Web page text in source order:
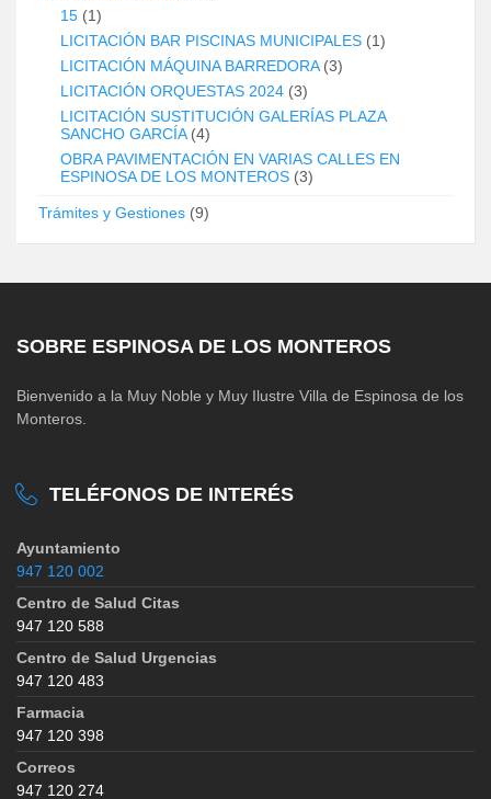
15 (1)
LICITACIÓN BAR PISCINAS MUNICIPALES (1)
LICITACIÓN MÁQUINA BARREDORA(3)
LICITACIÓN ORQUESTAS 2024 (3)
LICITACIÓN SUSTITUCIÓN GALERÍAS PLAZA
SANCHO GARCÍA(4)
OBRA PAVIMENTACIÓN EN VARIAS CALLES EN
ESPINOSA DE LOS MONTEROS (3)
Trámites y Gestiones (9)
SOBRE ESPINOSA DE LOS MONTEROS
Bienvenido a la Muy Noble y Muy Ilustre Villa de Espinosa de los
Monteros.
TELÉFONOS DE INTERÉS
Ayuntamiento
947 120 002
Centro de Salud Citas
947 120 588
Centro de Salud Urgencias
947 120 483
Farmacia
947 120 398
Correos
947 120 274